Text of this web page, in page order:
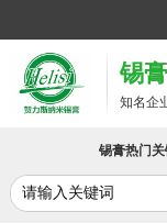
锡
知名企
锡膏热门